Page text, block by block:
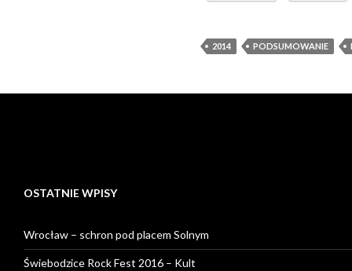
2014 PODSUMOWANIE
OSTATNIE WPISY
Wrocław – schron pod placem Solnym
Świebodzice Rock Fest 2016 – Kult